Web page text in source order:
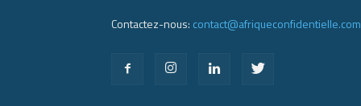
Contactez-nous: contact@afriqueconfidentielle.com